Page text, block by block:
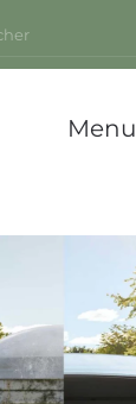
Menu